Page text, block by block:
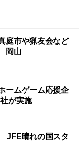
庭市や猟友会など
岡山
ームゲーム応援企
が実施
JFE晴れの国スタ